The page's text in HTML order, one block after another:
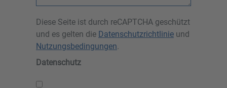
Diese Seite ist durch reCAPTCHA geschützt
und es gelten die Datenschutzrichtlinie und
Nutzungsbedingungen.
Datenschutz